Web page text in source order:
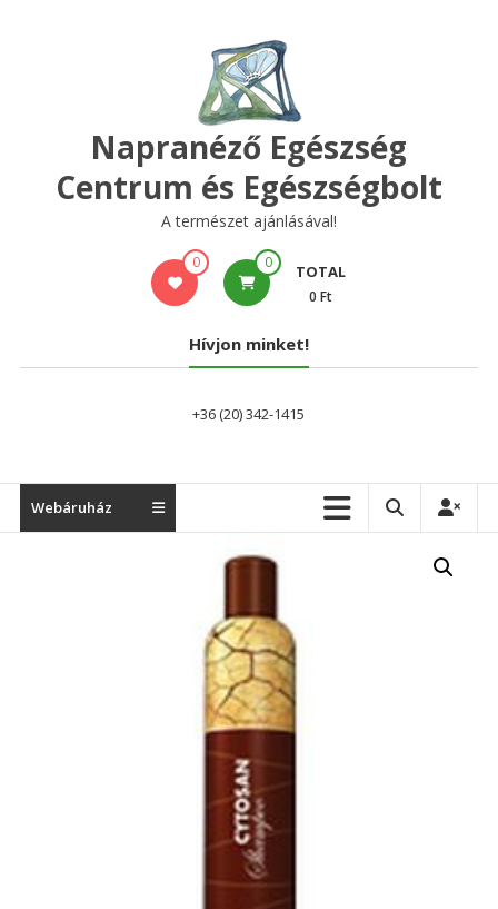
Napranéző Egészség
Centrum és Egészségbolt
A természet ajánlásával!
0 0 TOTAL
0 Ft
Hívjon minket!
+36 (20) 342-1415
Webáruház